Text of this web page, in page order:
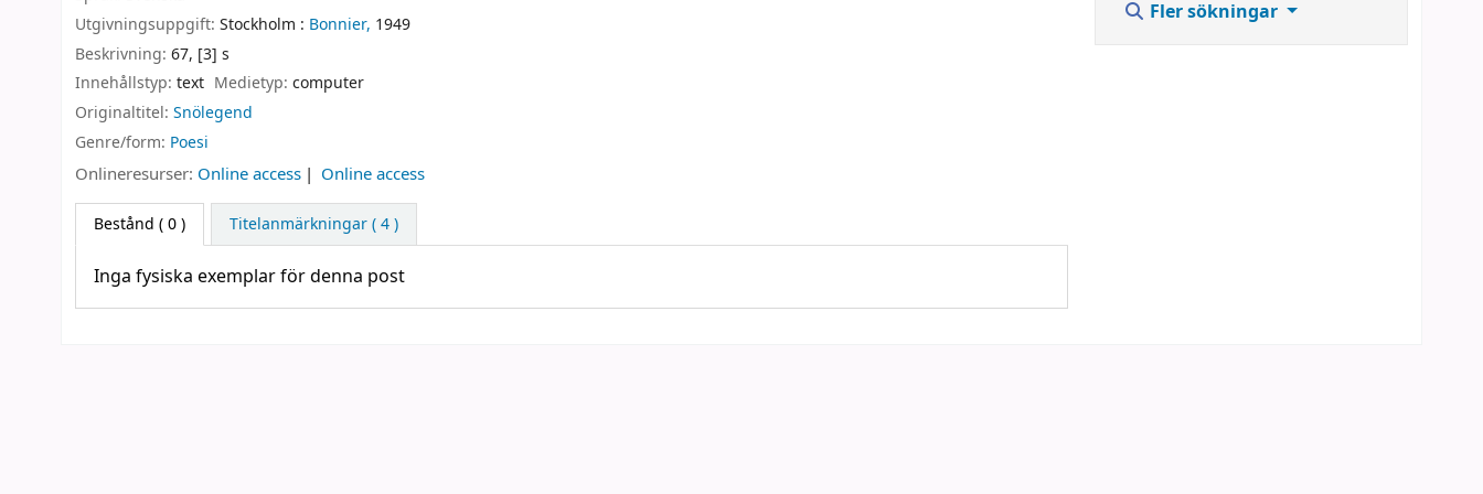
Utgivningsuppgift: Stockholm : Bonnier, 1949
Beskrivning: 67, [3] s
Innehållstyp: text Medietyp:computer
Originaltitel: Snölegend
Genre/form: Poesi
Onlineresurser: Online access Online access
Bestånd ( 0 ) Titelanmärkningar ( 4 )
Inga fysiska exemplar för denna post
Fler sökningar